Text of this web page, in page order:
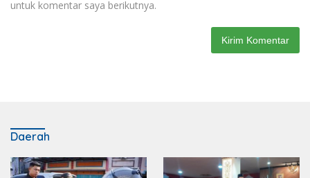
untuk komentar saya berikutnya.
Daerah